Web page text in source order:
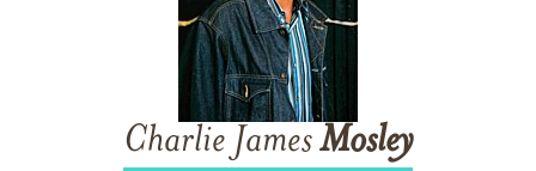
Charlie JamesMosley